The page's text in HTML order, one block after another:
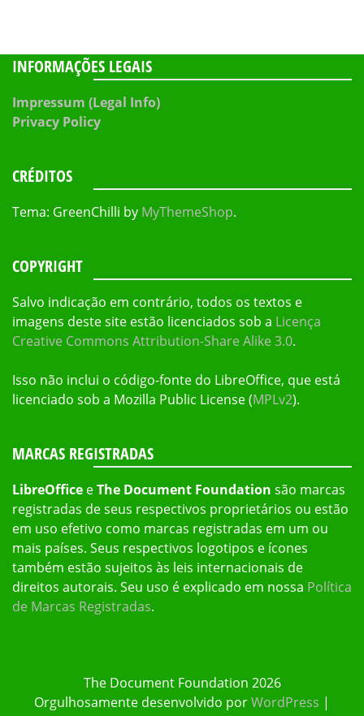
INFORMAÇÕES LEGAIS
Impressum (Legal Info)
Privacy Policy
CRÉDITOS
Tema: GreenChilli by MyThemeShop.
COPYRIGHT
Salvo indicação em contrário, todos os textos e
imagens deste site estão licenciados sob a Licença
Creative Commons Attribution-Share Alike 3.0.
Isso não inclui o código-fonte do LibreOffice, que está
licenciado sob a Mozilla Public License (MPLv2).
MARCAS REGISTRADAS
LibreOffice eThe Document Foundation são marcas
registradas de seus respectivos proprietários ou estão
em uso efetivo como marcas registradas em um ou
mais países. Seus respectivos logotipos e ícones
também estão sujeitos às leis internacionais de
direitos autorais. Seu uso é explicado em nossa Política
de Marcas Registradas.
The Document Foundation 2026
Orgulhosamente desenvolvido porWordPress |